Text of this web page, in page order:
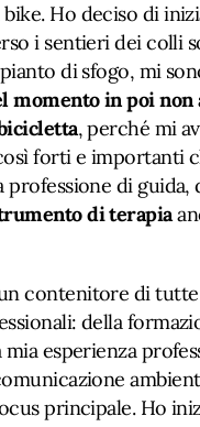
Ho deciso di
i sentieri dei colli
di sfogo, mi
momento in poi
, perché mi
forti e importanti
professione di guida,
di terapia
contenitore di
della
esperienza
principale. Ho